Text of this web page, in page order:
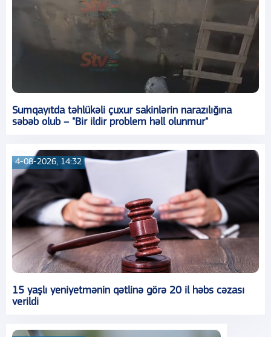
Sumqayıtda təhlükəli çuxur sakinlərin narazılığına
səbəb olub – "Bir ildir problem həll olunmur"
4-08-2026, 14:32
15 yaşlı yeniyetmənin qətlinə görə 20 il həbs cəzası
verildi